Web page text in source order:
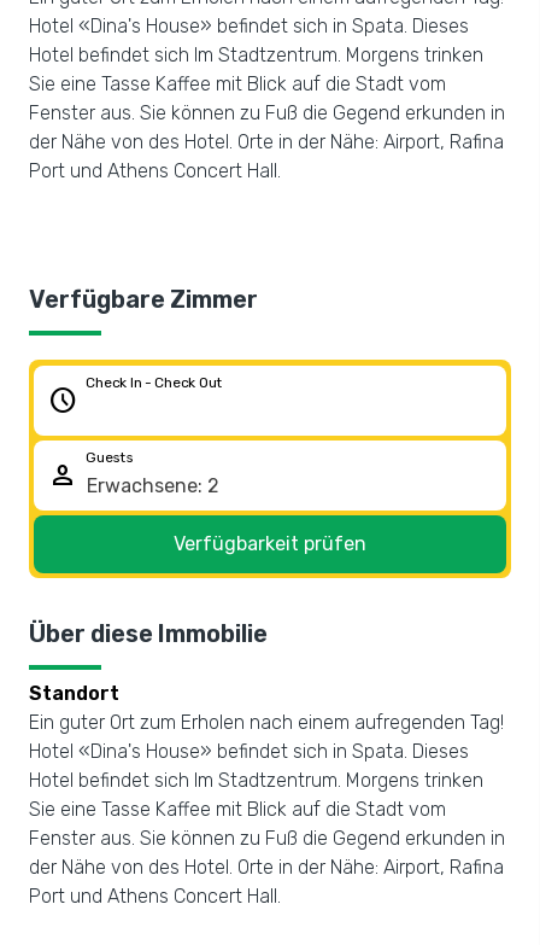
Hotel «Dina's House» befindet sich in Spata. Dieses
Hotel befindet sich Im Stadtzentrum. Morgens trinken
Sie eine Tasse Kaffee mit Blick auf die Stadt vom
Fenster aus. Sie können zu Fuß die Gegend erkunden in
der Nähe von des Hotel. Orte in der Nähe: Airport, Rafina
Port und Athens Concert Hall.
Verfügbare Zimmer
schedule
Check In - Check Out
person
Guests
Verfügbarkeit prüfen
Über diese Immobilie
Standort
Ein guter Ort zum Erholen nach einem aufregenden Tag!
Hotel «Dina's House» befindet sich in Spata. Dieses
Hotel befindet sich Im Stadtzentrum. Morgens trinken
Sie eine Tasse Kaffee mit Blick auf die Stadt vom
Fenster aus. Sie können zu Fuß die Gegend erkunden in
der Nähe von des Hotel. Orte in der Nähe: Airport, Rafina
Port und Athens Concert Hall.